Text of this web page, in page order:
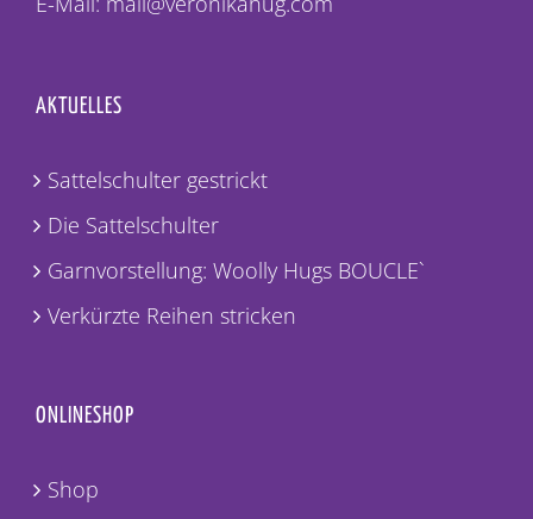
AKTUELLES
Sattelschulter gestrickt
Die Sattelschulter
Garnvorstellung: Woolly Hugs BOUCLE`
Verkürzte Reihen stricken
ONLINESHOP
Shop